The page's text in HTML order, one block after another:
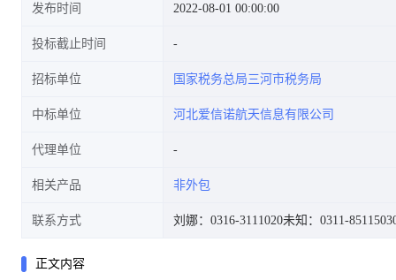
发布时间 2022-08-01 00:00:00
投标截止时间
招标单位 国家税务总局三河市税务局
中标单位 河北爱信诺航天信息有限公司
代理单位
相关产品 非外包
联系方式 刘娜：0316-3111020未知：0311-
正文内容